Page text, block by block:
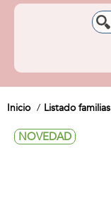
Inicio Listado familias
NOVEDAD